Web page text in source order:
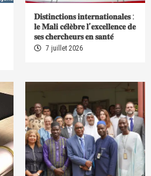
𝐃𝐢𝐬𝐭𝐢𝐧𝐜𝐭𝐢𝐨𝐧𝐬 𝐢𝐧𝐭𝐞𝐫𝐧𝐚𝐭𝐢𝐨𝐧𝐚𝐥𝐞𝐬 :
𝐥𝐞 𝐌𝐚𝐥𝐢 𝐜𝐞́𝐥𝐞̀𝐛𝐫𝐞 𝐥’𝐞𝐱𝐜𝐞𝐥𝐥𝐞𝐧𝐜𝐞 𝐝𝐞
𝐬𝐞𝐬 𝐜𝐡𝐞𝐫𝐜𝐡𝐞𝐮𝐫𝐬 𝐞𝐧 𝐬𝐚𝐧𝐭𝐞́
7 juillet 2026